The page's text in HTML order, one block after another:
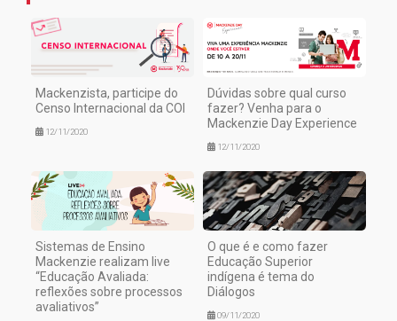
Mackenzista, participe do
Censo Internacional da COI
12/11/2020
Dúvidas sobre qual curso
fazer? Venha para o
Mackenzie Day Experience
12/11/2020
Sistemas de Ensino
Mackenzie realizam live
“Educação Avaliada:
reflexões sobre processos
avaliativos”
O que é e como fazer
Educação Superior
indígena é tema do
Diálogos
09/11/2020